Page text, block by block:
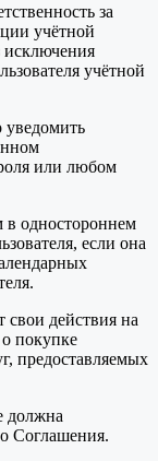
за
учётной
исключения
учётной
уведомить
или любом
в одностороннем
если она
свои действия на
покупке
предоставляемых
должна
Соглашения.